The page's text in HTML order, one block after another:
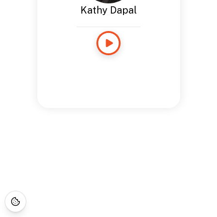
Kathy Dapal